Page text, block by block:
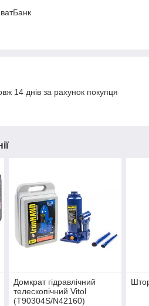
14 днів за рахунок покупця
Домкрат гідравлічний
телескопічний Vitol
(T90304S/N42160)